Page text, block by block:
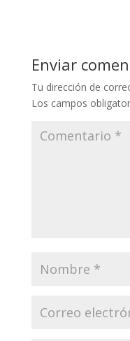
Enviar
Tu dirección de
Los campos